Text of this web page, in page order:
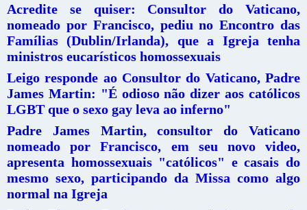
Acredite se quiser: Consultor do Vaticano,
nomeado por Francisco, pediu no Encontro das
Famílias (Dublin/Irlanda), que a Igreja tenha
ministros eucarísticos homossexuais
Leigo responde ao Consultor do Vaticano, Padre
James Martin: "É odioso não dizer aos católicos
LGBT que o sexo gay leva ao inferno"
Padre James Martin, consultor do Vaticano
nomeado por Francisco, em seu novo video,
apresenta homossexuais "católicos" e casais do
mesmo sexo, participando da Missa como algo
normal na Igreja